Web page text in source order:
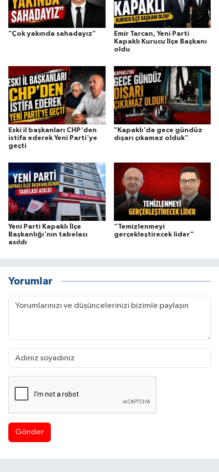
"Çok yakında sahadayız"
Emir Tarcan, Yeni Parti
Kapaklı Kurucu İlçe Başkanı
oldu
Eski il başkanları CHP'den
istifa ederek Yeni Parti'ye
geçti
"Kapaklı'da gece gündüz
dışarı çıkamaz olduk"
Yeni Parti Kapaklı İlçe
Başkanlığı'nın tabelası
asıldı
“Temizlenmeyi
gerçekleştirecek lider”
Yorumlar
Gönder